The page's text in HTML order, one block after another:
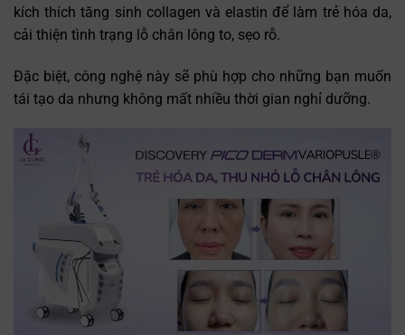
kích thích tăng sinh collagen và elastin để làm trẻ hóa da,
cải thiện tình trạng lỗ chân lông to, sẹo rỗ.
Đặc biệt, công nghệ này sẽ phù hợp cho những bạn muốn
tái tạo da nhưng không mất nhiều thời gian nghỉ dưỡng.